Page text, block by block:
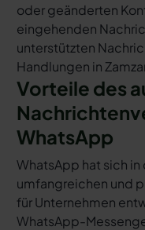
oder geänderten
eingehenden
unterstützten
Handlungen in
Vorteile des
WhatsApp
WhatsApp hat sich in
umfangreichen und
für Unternehmen
WhatsApp-